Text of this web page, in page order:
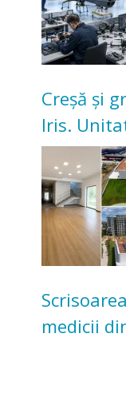
Creșă și
Iris.
pentru
medicii